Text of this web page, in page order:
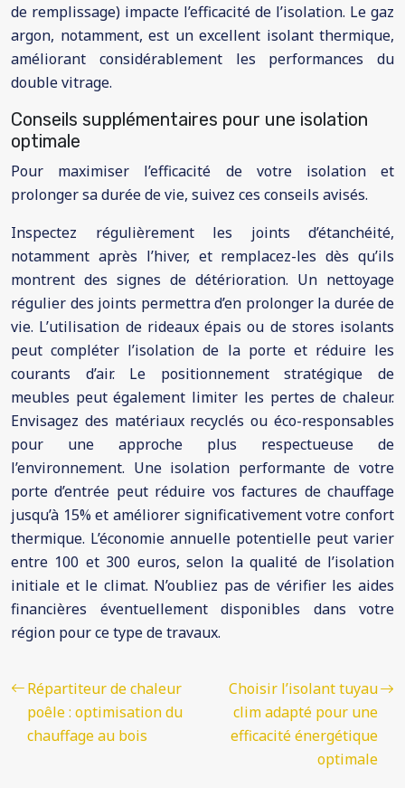
de remplissage) impacte l’efficacité de l’isolation. Le gaz
argon, notamment, est un excellent isolant thermique,
améliorant considérablement les performances du
double vitrage.
Conseils supplémentaires pour une isolation
optimale
Pour maximiser l’efficacité de votre isolation et
prolonger sa durée de vie, suivez ces conseils avisés.
Inspectez régulièrement les joints d’étanchéité,
notamment après l’hiver, et remplacez-les dès qu’ils
montrent des signes de détérioration. Un nettoyage
régulier des joints permettra d’en prolonger la durée de
vie. L’utilisation de rideaux épais ou de stores isolants
peut compléter l’isolation de la porte et réduire les
courants d’air. Le positionnement stratégique de
meubles peut également limiter les pertes de chaleur.
Envisagez des matériaux recyclés ou éco-responsables
pour une approche plus respectueuse de
l’environnement. Une isolation performante de votre
porte d’entrée peut réduire vos factures de chauffage
jusqu’à 15% et améliorer significativement votre confort
thermique. L’économie annuelle potentielle peut varier
entre 100 et 300 euros, selon la qualité de l’isolation
initiale et le climat. N’oubliez pas de vérifier les aides
financières éventuellement disponibles dans votre
région pour ce type de travaux.
Répartiteur de chaleur
poêle : optimisation du
chauffage au bois
Choisir l’isolant tuyau
clim adapté pour une
efficacité énergétique
optimale